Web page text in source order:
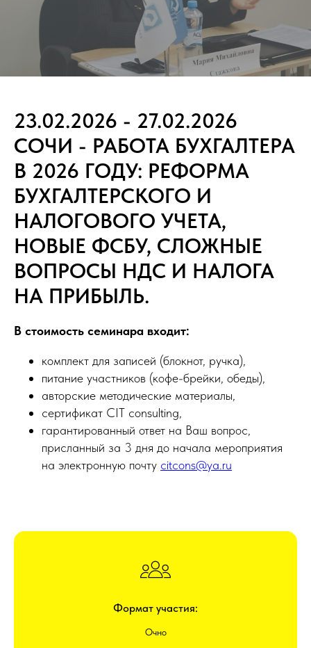
23.02.2026 - 27.02.2026
СОЧИ - РАБОТА БУХГАЛТЕРА
В 2026 ГОДУ: РЕФОРМА
БУХГАЛТЕРСКОГО И
НАЛОГОВОГО УЧЕТА,
НОВЫЕ ФСБУ, СЛОЖНЫЕ
ВОПРОСЫ НДС И НАЛОГА
НА ПРИБЫЛЬ.
В стоимость семинара входит:
комплект для записей (блокнот, ручка),
питание участников (кофе-брейки, обеды),
авторские методические материалы,
сертификат CIT consulting,
гарантированный ответ на Ваш вопрос,
присланный за 3 дня до начала мероприятия
на электронную почту citcons@ya.ru
Формат участия:
Очно